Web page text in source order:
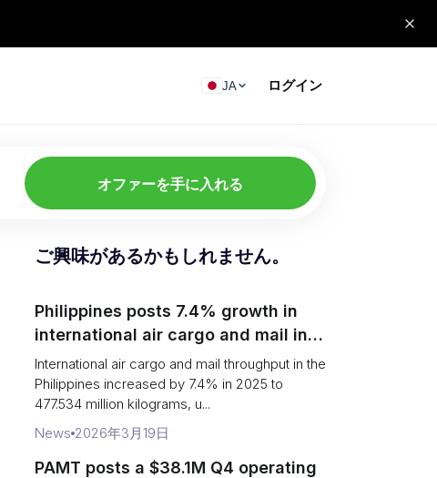
JA ログイン
オファーを手に入れる
ご興味があるかもしれません。
Philippines posts 7.4% growth in
international air cargo and mail in
2025: carrier rankings and logistics
fallout
International air cargo and mail throughput in the
Philippines increased by 7.4% in 2025 to
477.534 million kilograms, u...
News 2026年3月19日
PAMT posts a $38.1M Q4 operating